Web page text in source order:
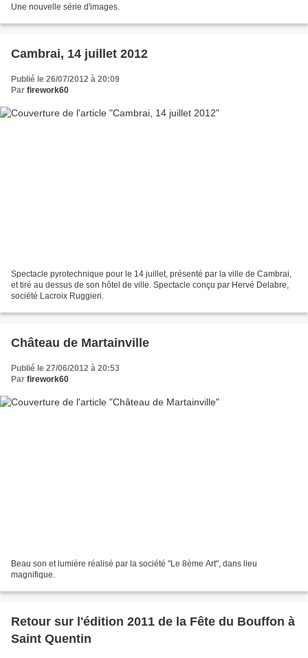
Une nouvelle série d'images.
Cambrai, 14 juillet 2012
Publié le 26/07/2012 à 20:09
Par firework60
Spectacle pyrotechnique pour le 14 juillet, présenté par la ville de Cambrai,
et tiré au dessus de son hôtel de ville. Spectacle conçu par Hervé Delabre,
société Lacroix Ruggieri.
Château de Martainville
Publié le 27/06/2012 à 20:53
Par firework60
Beau son et lumière réalisé par la société "Le 8ème Art", dans lieu
magnifique.
Retour sur l'édition 2011 de la Fête du Bouffon à
Saint Quentin